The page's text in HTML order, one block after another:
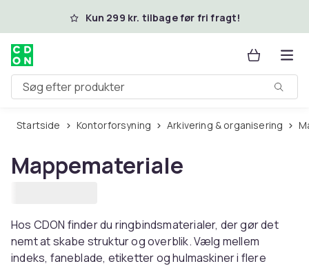
Spring til hovedindhold
Kun 299 kr. tilbage før fri fragt!
Søg efter produkter
Startside Kontorforsyning Arkivering & organisering
Mappemateriale
Hos CDON finder du ringbindsmaterialer, der gør det
nemt at skabe struktur og overblik. Vælg mellem
indeks, faneblade, etiketter og hulmaskiner i flere